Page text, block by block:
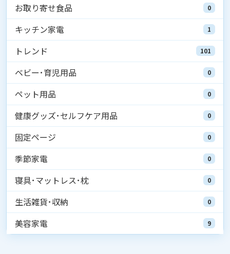
お取り寄せ食品
0
キッチン家電 1
トレンド 101
ベビー･育児用品 0
ペット用品 0
健康グッズ･セルフケア用品 0
固定ページ 0
季節家電 0
寝具･マットレス･枕 0
生活雑貨･収納 0
美容家電 9